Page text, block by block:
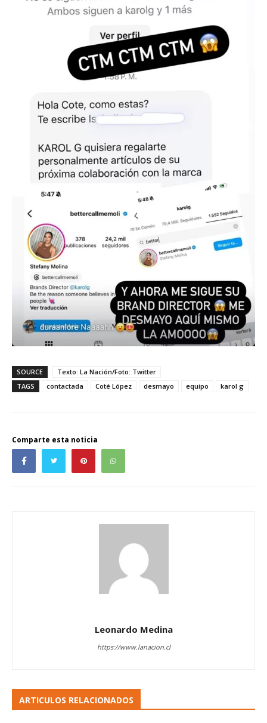
SOURCE
Texto: La Nación/Foto: Twitter
TAGS
contactada Coté López desmayo equipo karol g
Comparte esta noticia
Leonardo Medina
https://www.lanacion.cl
ARTICULOS RELACIONADOS